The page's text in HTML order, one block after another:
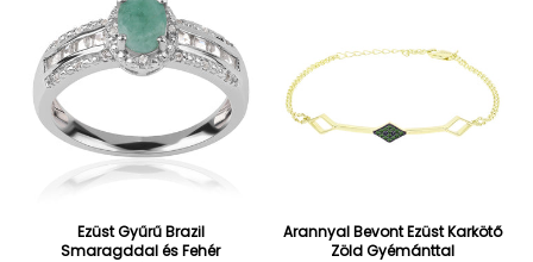
Ezüst Gyűrű Brazil
Smaragddal és Fehér
Arannyal Bevont Ezüst Karkötő
Zöld Gyémánttal